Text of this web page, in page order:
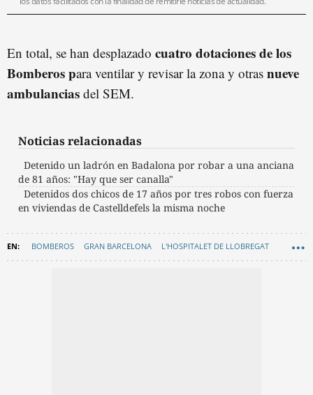
En total, se han desplazado cuatro dotaciones de los
Bomberos para ventilar y revisar la zona y otras nueve
ambulancias del SEM.
Noticias relacionadas
Detenido un ladrón en Badalona por robar a una anciana
de 81 años: "Hay que ser canalla"
Detenidos dos chicos de 17 años por tres robos con fuerza
en viviendas de Castelldefels la misma noche
BOMBEROS GRAN BARCELONA L'HOSPITALET DE LLOBREGAT